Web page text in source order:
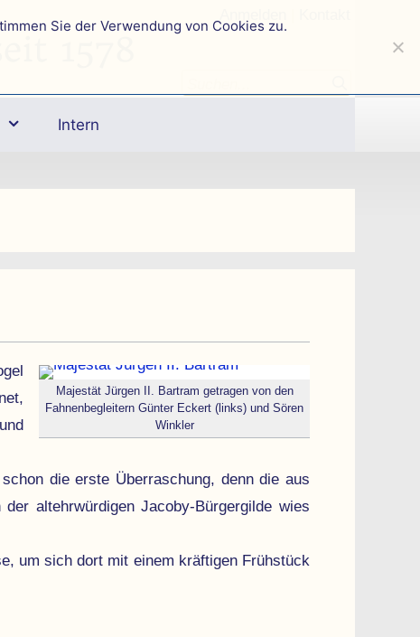
1578
Intern
Majestät Jürgen II. Bartram getragen von den
Fahnen­begleitern Günter Eckert (links) und Sören
Winkler
die erste Über­raschung, denn die aus
altehr­würdigen Jacoby-Bürgergilde wies
um sich dort mit einem kräftigen Frühstück
Sie der Verwendung von Cookies zu.